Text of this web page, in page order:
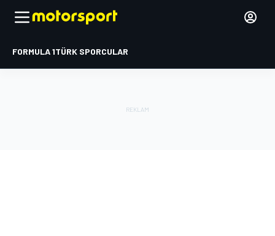
FORMULA 1TÜRK SPORCULAR